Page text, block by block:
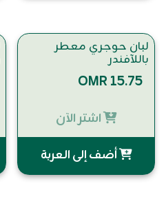
لبان حوجري معطر
باللآفندر
OMR 15.75
اشتر الآن
أضف إلى العربة